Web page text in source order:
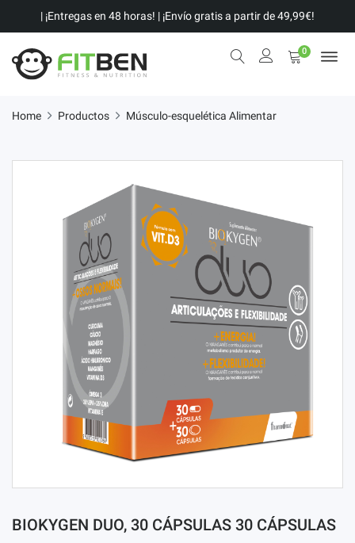
| ¡Entregas en 48 horas! | ¡Envío gratis a partir de 49,99€!
0
Home Productos Músculo-esquelética Alimentar
BIOKYGEN DUO, 30 CÁPSULAS 30 CÁPSULAS